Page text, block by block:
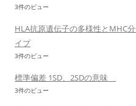
3件のビュー
HLA抗原遺伝子の多様性とMHC
イプ
3件のビュー
標準偏差 1SD、2SDの意味
3件のビュー